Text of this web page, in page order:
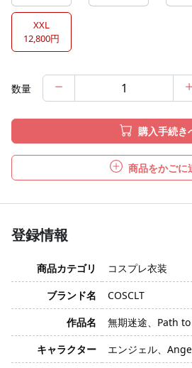
XXL
12,800円
数量
購入手続き
商品をかごに
登録情報
商品カテゴリ
コスプレ衣装
ブランド名
COSCLT
作品名
無期迷途、Path
キャラクター
エンジェル、